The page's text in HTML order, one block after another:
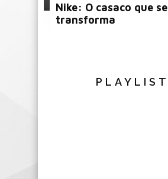
Nike: O casaco que se
transforma
PLAYLIST